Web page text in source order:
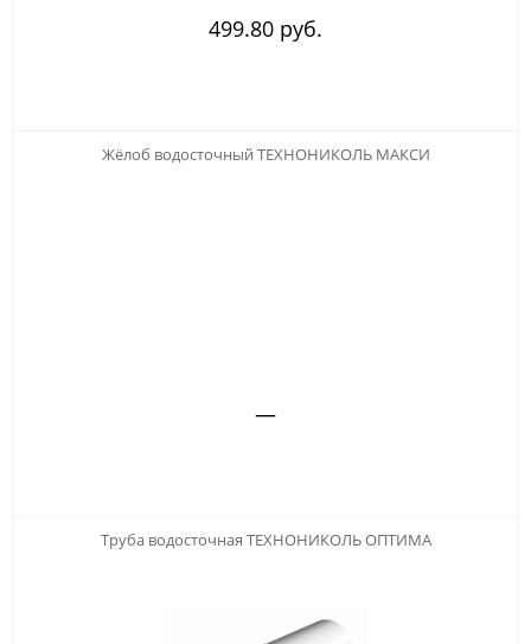
499.80 руб.
Жёлоб водосточный ТЕХНОНИКОЛЬ МАКСИ
—
Труба водосточная ТЕХНОНИКОЛЬ ОПТИМА